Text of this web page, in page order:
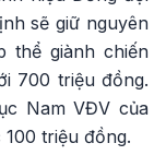
sẽ giữ nguyên
thể giành chiến
700 triệu đồng.
Nam VĐV của
triệu đồng.